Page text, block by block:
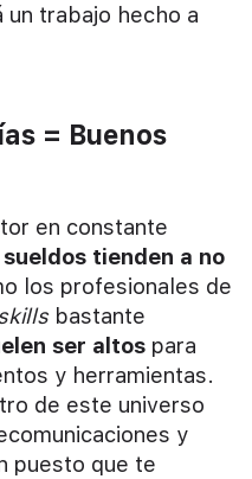
trabajo hecho a
= Buenos
en constante
tienden a no
los profesionales de
bastante
ser altos para
y herramientas.
de este universo
y
puesto que te